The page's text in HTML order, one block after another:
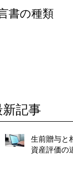
書の種類
新記事
生前贈与と
資産評価の